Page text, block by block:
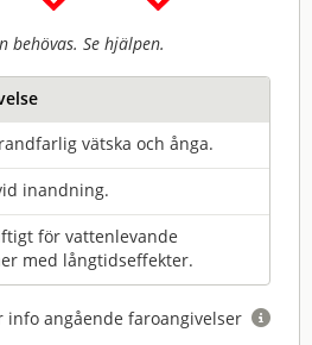
behövas. Se hjälpen.
vätska och ånga.
inandning.
för vattenlevande
med långtidseffekter.
info angående faroangivelser 